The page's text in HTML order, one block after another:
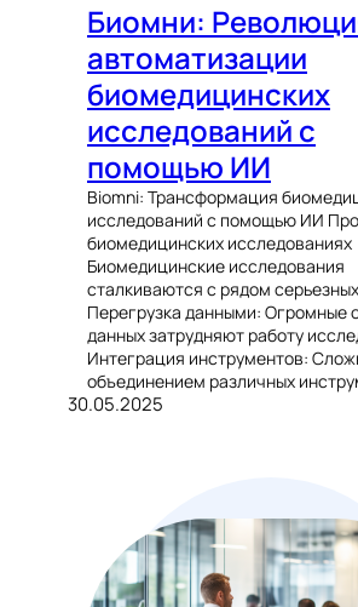
Биомни:
автоматизации
биомедицинских
исследований с
помощью ИИ
Biomni: Трансформация
исследований с помощью ИИ
биомедицинских исследованиях
Биомедицинские исследования
сталкиваются с рядом
Перегрузка данными: Огромные
данных затрудняют работу
Интеграция инструментов:
объединением различных
30.05.2025